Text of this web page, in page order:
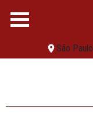
São Paulo